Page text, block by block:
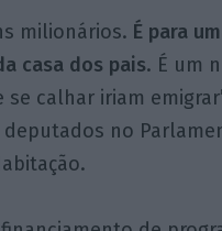
milionários. É para
casa dos pais. É um
se calhar iriam
no